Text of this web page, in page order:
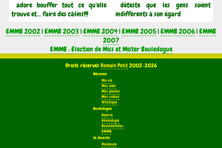
adore bouffer tout ce qu'elle
trouve et... faire des câlins!!!
déteste que les gens soient
indifférents à son égard
EMMB 2002|EMMB 2003|EMMB 2004|EMMB 2005|EMMB 2006|EMMB
2007
EMMB : Election de Miss et Mister Bouledogue
Droits réservés Romain Petit2002-2026
Néronne
Ma vie
Mes amis
Mes photos
Mes vidéos
Artistique
Bouledogue
Galerie
Généalogie
Bouledofolies
EMMB
Se divertir
Dicoboule